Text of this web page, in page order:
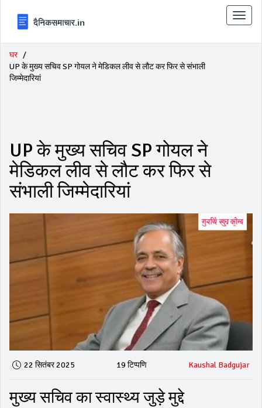
टॉगल
से
घर
UP के मुख्य सचिव SP गोयल ने मेडिकल लीव से लौट कर फिर से संभाली
जिम्मेदारियां
UP के मुख्य सचिव SP गोयल ने
मेडिकल लीव से लौट कर फिर से
संभाली जिम्मेदारियां
22 सितंबर 2025 19 टिप्पणि Kaushal Badgujar
मुख्य सचिव का स्वास्थ्य जुड़े मुद्दे